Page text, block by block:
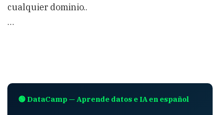
cualquier dominio..
…
🟢 DataCamp — Aprende datos e IA en español